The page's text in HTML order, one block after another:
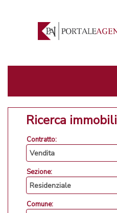
Ricerca immobili
Contratto:
Sezione:
Comune: